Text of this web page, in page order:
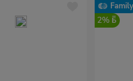
Family
2%